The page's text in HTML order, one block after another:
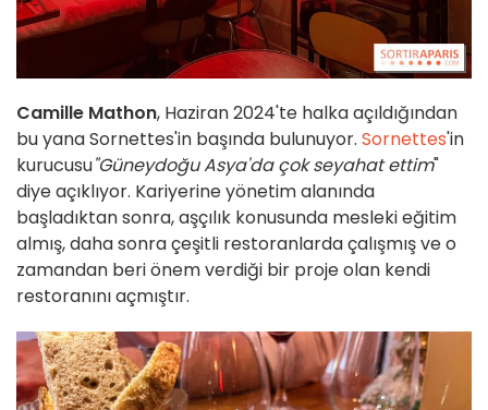
Camille Mathon, Haziran 2024'te halka açıldığından
bu yana Sornettes'in başında bulunuyor. Sornettes'in
kurucusu"Güneydoğu Asya'da çok seyahat ettim"
diye açıklıyor. Kariyerine yönetim alanında
başladıktan sonra, aşçılık konusunda mesleki eğitim
almış, daha sonra çeşitli restoranlarda çalışmış ve o
zamandan beri önem verdiği bir proje olan kendi
restoranını açmıştır.